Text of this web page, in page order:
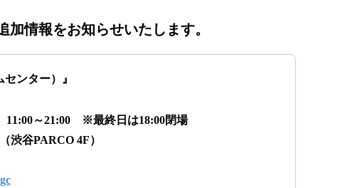
加情報をお知らせいたします。​
ンター）』
11:00～21:00 ※最終日は18:00閉場
渋谷PARCO 4F）